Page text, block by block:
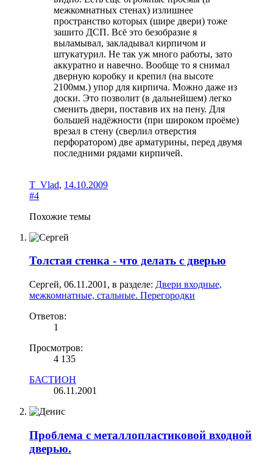
межкомнатных стенах) излишнее
пространство которых (шире двери) тоже
зашито ДСП. Всё это безобразие я
выламывал, закладывал кирпичом и
штукатурил. Не так уж много работы, зато
аккуратно и навечно. Вообще то я снимал
дверную коробку и крепил (на высоте
2100мм.) упор для кирпича. Можно даже из
доски. Это позволит (в дальнейшем) легко
сменить двери, поставив их на пену. Для
большей надёжности (при широком проёме)
врезал в стену (сверлил отверстия
перфоратором) две арматурины, перед двумя
последними рядами кирпичей.
T_Vlad, 14.10.2009
#4
Похожие темы
Толстая стенка - что делать с дверью
Сергей, 06.11.2001 , в разделе: Двери входные,
межкомнатные, стальные. Перегородки
Ответов:
1
Просмотров:
4 135
БАСТИОН
06.11.2001
Проблема с металлопластиковой входной
дверью.